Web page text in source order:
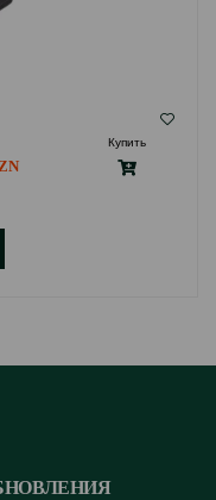
Купить